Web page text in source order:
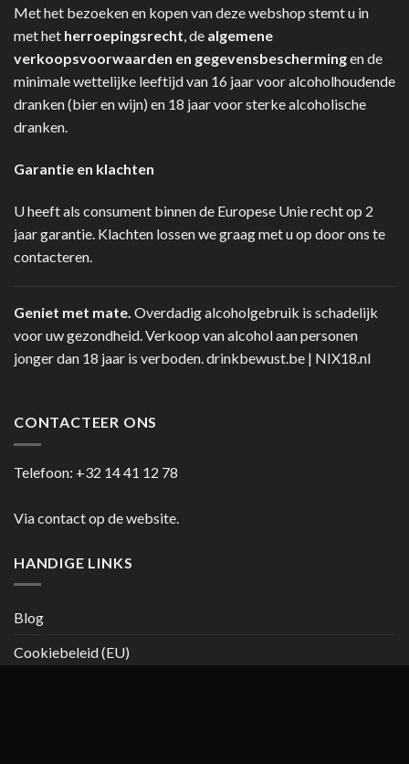
Met het bezoeken en kopen van deze webshop stemt u in
met het herroepingsrecht, de algemene
verkoopsvoorwaarden en gegevensbeschermingen de
minimale wettelijke leeftijd van 16 jaar voor alcoholhoudende
dranken (bier en wijn) en 18 jaar voor sterke alcoholische
dranken.
Garantie en klachten
U heeft als consument binnen de Europese Unie recht op 2
jaar garantie. Klachten lossen we graag met u op door ons te
contacteren.
Geniet met mate. Overdadig alcoholgebruik is schadelijk
voor uw gezondheid. Verkoop van alcohol aan personen
jonger dan 18 jaar is verboden.drinkbewust.be | NIX18.nl
CONTACTEER ONS
Telefoon: +32 14 41 12 78
Via contact op de website.
HANDIGE LINKS
Blog
Cookiebeleid (EU)